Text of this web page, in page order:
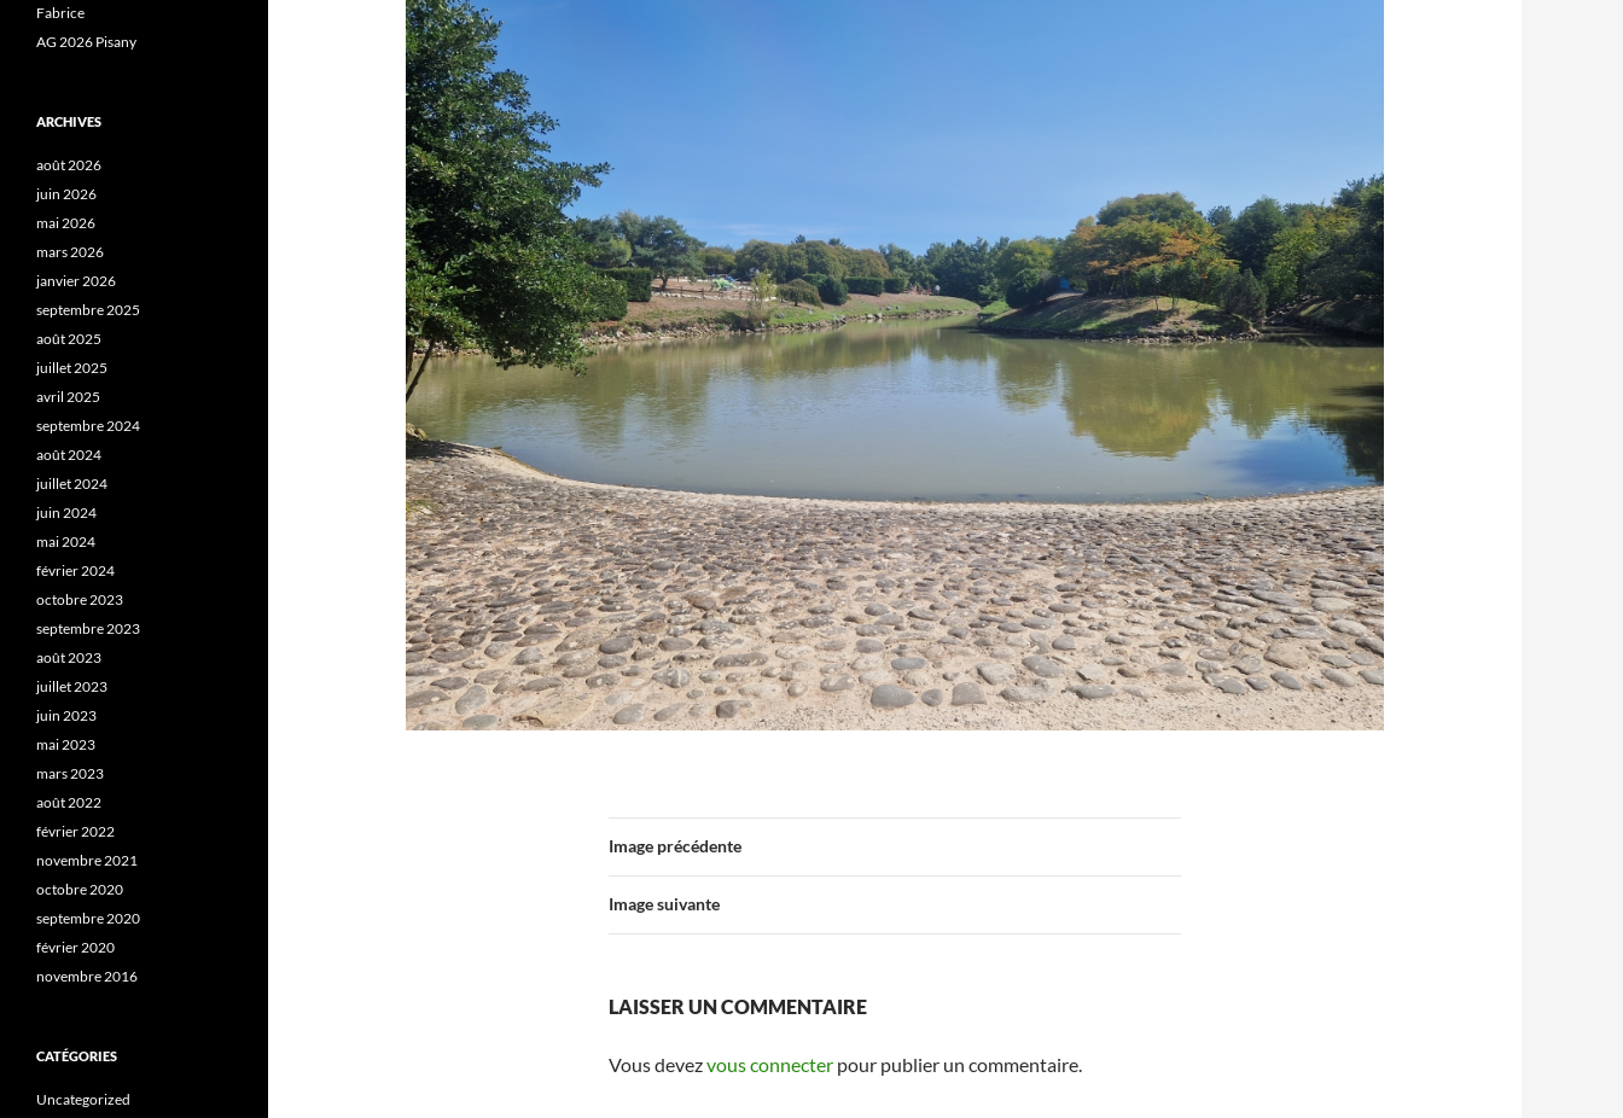
Image précédente
Image suivante
LAISSER UN COMMENTAIRE
Vous devezvous connecter pour publier un commentaire.
Fabrice
AG 2026 Pisany
ARCHIVES
août 2026
juin 2026
mai 2026
mars 2026
janvier 2026
septembre 2025
août 2025
juillet 2025
avril 2025
septembre 2024
août 2024
juillet 2024
juin 2024
mai 2024
février 2024
octobre 2023
septembre 2023
août 2023
juillet 2023
juin 2023
mai 2023
mars 2023
août 2022
février 2022
novembre 2021
octobre 2020
septembre 2020
février 2020
novembre 2016
CATÉGORIES
Uncategorized